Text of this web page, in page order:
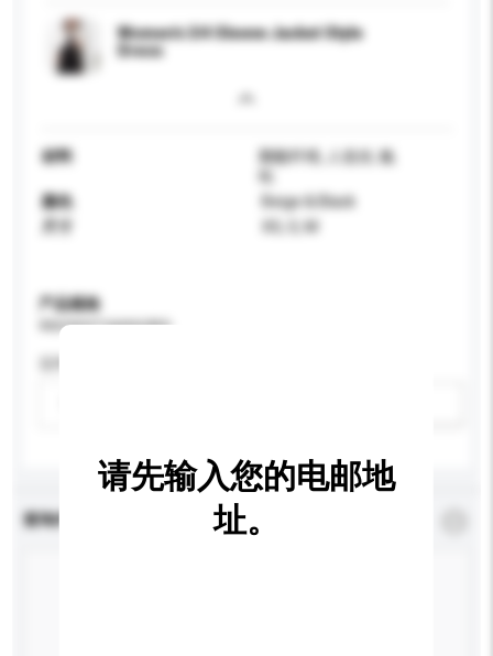
Women's 3/4 Sleeve Jacket Style
Dress
材料
聚酯纤维, 人造丝, 氨
颜色
Beige & Black
XS, S, M
产品规格
请提供您对产品的特定要求。
查询内容
请先输入您的电邮地
址。